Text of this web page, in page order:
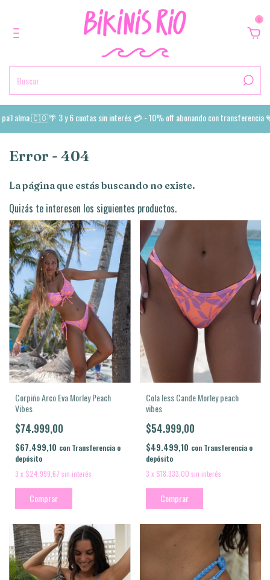
0
alma 🇨🇴🌴 3 y 6 cuotas sin interés 💳 - 10% off abonando con transferencia
Error - 404
La página que estás buscando no existe.
Quizás te interesen los siguientes productos.
Corpiño Arco Eva Morley Peach
Vibes
$74.999,00
$67.499,10 con Transferencia o
depósito
3 x $24.999,67 sin interés
Comprar
Cola less Cande Morley peach
vibes
$54.999,00
$49.499,10 con Transferencia o
depósito
3 x $18.333,00 sin interés
Comprar